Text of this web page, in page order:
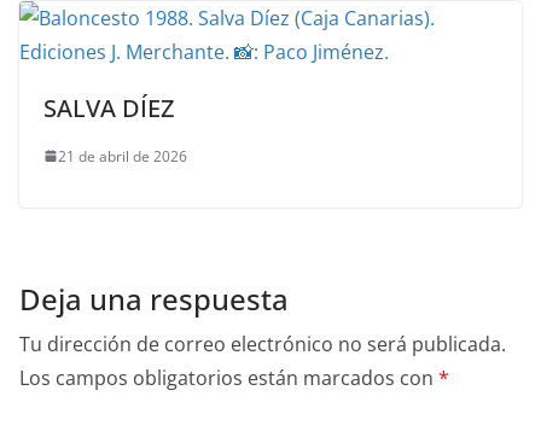
SALVA DÍEZ
21 de abril de 2026
Deja una respuesta
Tu dirección de correo electrónico no será publicada.
Los campos obligatorios están marcados con *